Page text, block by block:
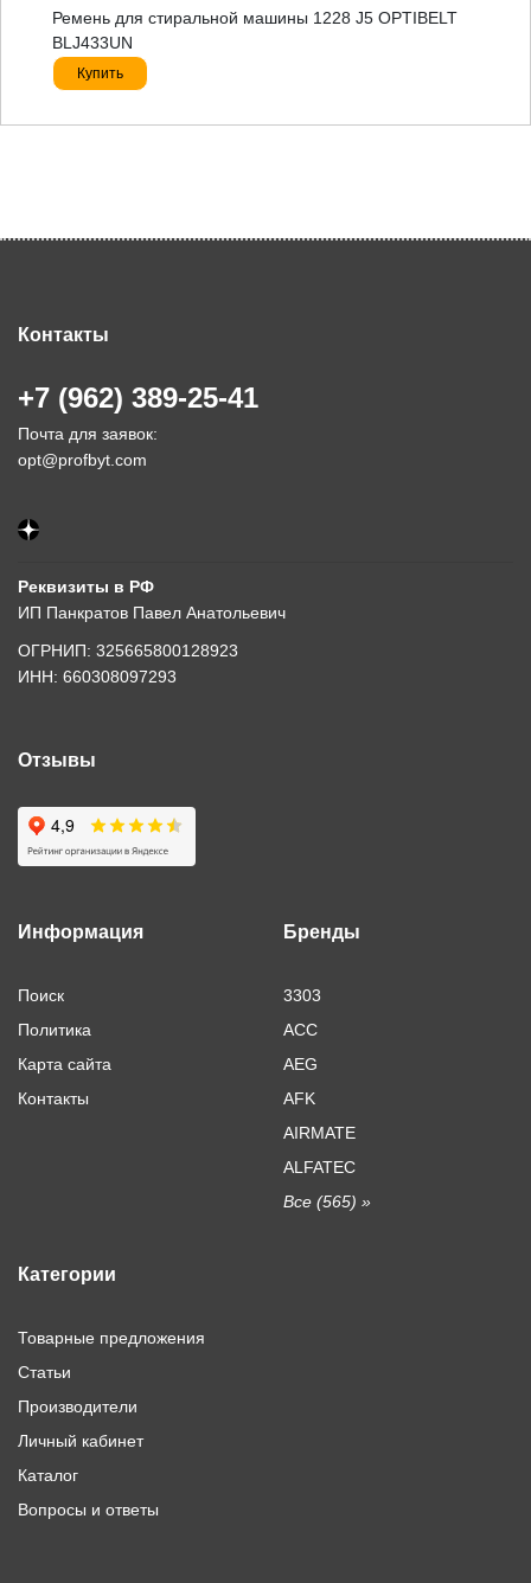
Ремень для стиральной машины 1228 J5 OPTIBELT
BLJ433UN
Купить
Контакты
+7 (962) 389-25-41
Почта для заявок:
opt@profbyt.com
Реквизиты в РФ
ИП Панкратов Павел Анатольевич
ОГРНИП: 325665800128923
ИНН: 660308097293
Отзывы
Информация
Поиск
Политика
Карта сайта
Контакты
Бренды
3303
ACC
AEG
AFK
AIRMATE
ALFATEC
Все (565) »
Категории
Товарные предложения
Статьи
Производители
Личный кабинет
Каталог
Вопросы и ответы